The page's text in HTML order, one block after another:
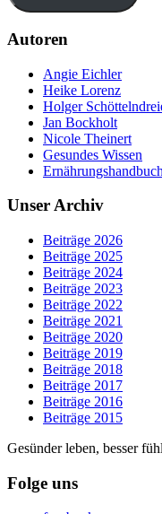
Autoren
Angie Eichler
Heike Lorenz
Holger
Jan Bockholt
Nicole Theinert
Gesundes Wissen
Ernährungshandbuch
Unser Archiv
Beiträge 2026
Beiträge 2025
Beiträge 2024
Beiträge 2023
Beiträge 2022
Beiträge 2021
Beiträge 2020
Beiträge 2019
Beiträge 2018
Beiträge 2017
Beiträge 2016
Beiträge 2015
Gesünder leben, besser
Folge uns